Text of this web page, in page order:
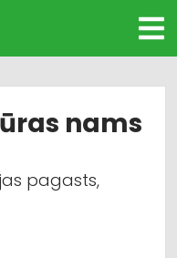
nams
pagasts,